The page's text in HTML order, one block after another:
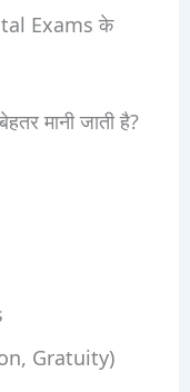
Exams के
मानी जाती है?
Gratuity)